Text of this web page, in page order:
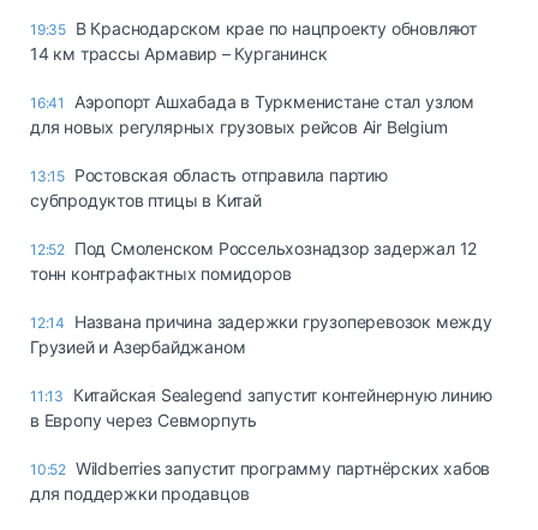
19:35 В Краснодарском крае по нацпроекту обновляют
14 км трассы Армавир – Курганинск
16:41
Аэропорт Ашхабада в Туркменистане стал узлом
для новых регулярных грузовых рейсов Air Belgium
13:15 Ростовская область отправила партию
субпродуктов птицы в Китай
12:52 Под Смоленском Россельхознадзор задержал 12
тонн контрафактных помидоров
12:14
Названа причина задержки грузоперевозок между
Грузией и Азербайджаном
11:13
Китайская Sealegend запустит контейнерную линию
в Европу через Севморпуть
10:52 Wildberries запустит программу партнёрских хабов
для поддержки продавцов